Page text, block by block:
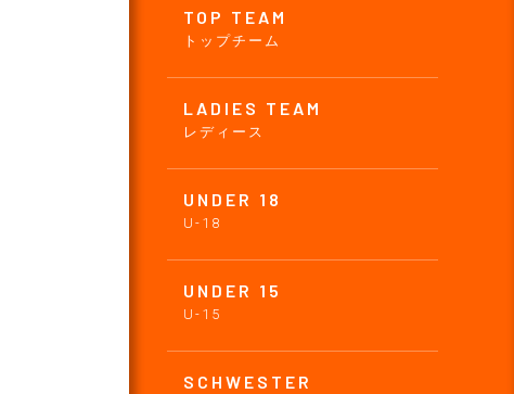
TOP TEAM
トップチーム
LADIES TEAM
レディース
UNDER 18
U-18
UNDER 15
U-15
SCHWESTER